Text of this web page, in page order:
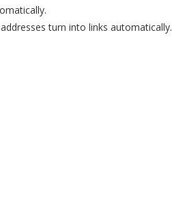
turn into links automatically.